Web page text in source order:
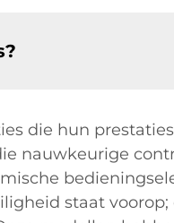
die hun
nauwkeurige
staat